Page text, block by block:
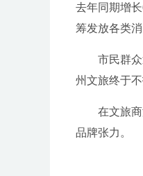
去年同期增
筹发放各类
市民群众迎
州文旅终于
在文旅商深
品牌张力。